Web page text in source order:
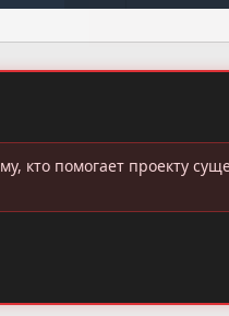
кто помогает проекту